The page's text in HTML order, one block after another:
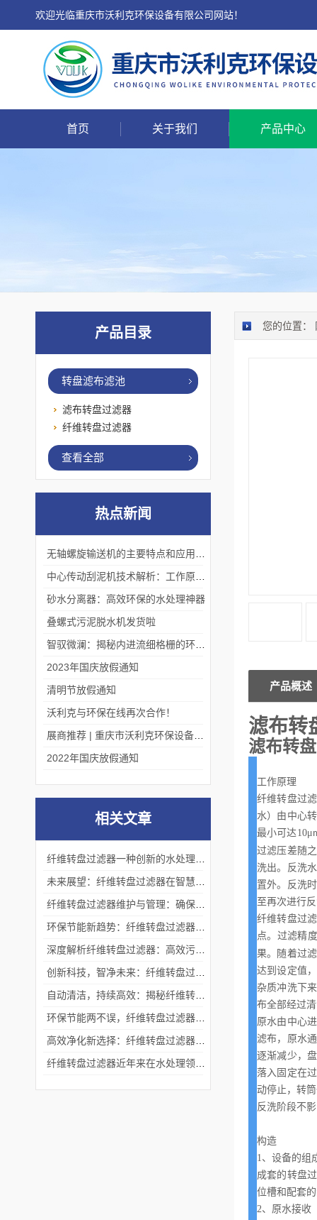
欢迎光临重庆市沃利克环保设备有限公司网站！
首页 关于我们 产品中心
您的位置：
产品概述
滤布转
滤布转
工作原理
纤维转盘过
水）由中心
最小可达10μ
过滤压差随
洗出。反洗
置外。反洗
至再次进行
纤维转盘过
点。过滤精
果。随着过
达到设定值
杂质冲洗下
布全部经过
原水由中心
滤布，原水
逐渐减少，
落入固定在
动停止，转
反洗阶段不
构造
1、设备的组
成套的转盘
位槽和配套
2、原水接收
产品目录
转盘滤布滤池
滤布转盘过滤器
纤维转盘过滤器
查看全部
热点新闻
砂水分离器：高效环保的水处理神器
叠螺式污泥脱水机发货啦
2023年国庆放假通知
清明节放假通知
沃利克与环保在线再次合作！
2022年国庆放假通知
相关文章